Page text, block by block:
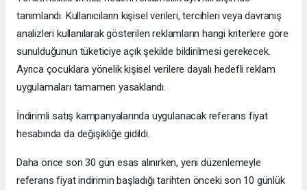
tanımlandı. Kullanıcıların kişisel verileri, tercihleri veya davranış
analizleri kullanılarak gösterilen reklamların hangi kriterlere göre
sunulduğunun tüketiciye açık şekilde bildirilmesi gerekecek.
Ayrıca çocuklara yönelik kişisel verilere dayalı hedefli reklam
uygulamaları tamamen yasaklandı.
İndirimli satış kampanyalarında uygulanacak referans fiyat
hesabında da değişikliğe gidildi.
Daha önce son 30 gün esas alınırken, yeni düzenlemeyle
referans fiyat indirimin başladığı tarihten önceki son 10 günlük